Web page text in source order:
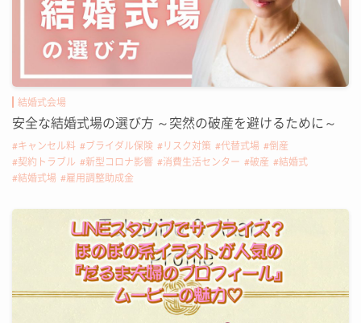
結婚式会場
安全な結婚式場の選び方 ～突然の破産を避けるために～
キャンセル料 ブライダル保険 リスク対策 代替式場
倒産
契約トラブル
新型コロナ影響 消費生活センター 破産
結婚式
結婚式場
雇用調整助成金